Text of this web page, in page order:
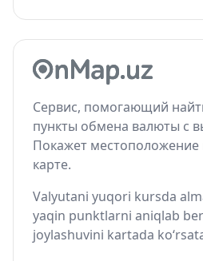
Сервис, помогающий
пункты обмена валюты с
Покажет местоположение
карте.
Valyutani yuqori kursda
yaqin punktlarni aniqlab
joylashuvini kartada